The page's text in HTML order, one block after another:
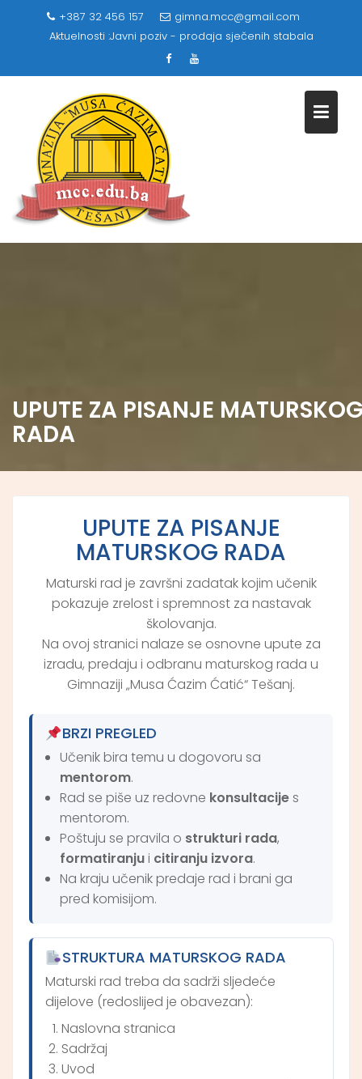
+387 32 456 157
gimna.mcc@gmail.com
Aktuelnosti :Javni poziv - prodaja sječenih stabala
UPUTE ZA PISANJE
RADA
UPUTE ZA PISANJE
MATURSKOG RADA
Maturski rad je završni zadatak kojim učenik
pokazuje zrelost i spremnost za nastavak
školovanja.
Na ovoj stranici nalaze se osnovne upute za
izradu, predaju i odbranu maturskog rada u
Gimnaziji „Musa Ćazim Ćatić“ Tešanj.
BRZI PREGLED
Učenik bira temu u dogovoru sa
mentorom.
Rad se piše uz redovne konsultacijes
mentorom.
Poštuju se pravila o strukturi rada,
formatiranjui citiranju izvora.
Na kraju učenik predaje rad i brani ga
pred komisijom.
STRUKTURA MATURSKOG RADA
Maturski rad treba da sadrži sljedeće
dijelove (redoslijed je obavezan):
Naslovna stranica
Sadržaj
Uvod